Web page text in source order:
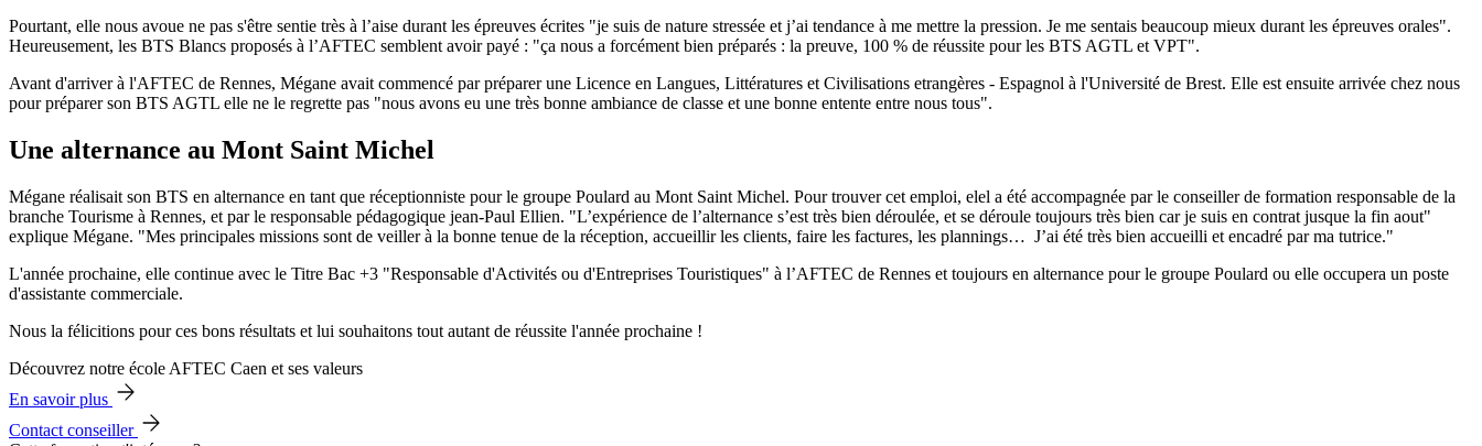
Pourtant, elle nous avoue ne pas s'être sentie très à l’aise durant les épreuves écrites "je suis de nature stressée et j’ai tendance à me mettre la pression. Je me sentais beaucoup mieux durant les épreuves orales".
Heureusement, les BTS Blancs proposés à l’AFTEC semblent avoir payé : "ça nous a forcément bien préparés : la preuve, 100 % de réussite pour les BTS AGTL et VPT".
Avant d'arriver à l'AFTEC de Rennes, Mégane avait commencé par préparer une Licence en Langues, Littératures et Civilisations etrangères - Espagnol à l'Université de Brest. Elle est ensuite arrivée chez nous
pour préparer son BTS AGTL elle ne le regrette pas "nous avons eu une très bonne ambiance de classe et une bonne entente entre nous tous".
Une alternance au Mont Saint Michel
Mégane réalisait son BTS en alternance en tant que réceptionniste pour le groupe Poulard au Mont Saint Michel. Pour trouver cet emploi, elel a été accompagnée par le conseiller de formation responsable de la
branche Tourisme à Rennes, et par le responsable pédagogique jean-Paul Ellien. "L’expérience de l’alternance s’est très bien déroulée, et se déroule toujours très bien car je suis en contrat jusque la fin aout"
explique Mégane. "Mes principales missions sont de veiller à la bonne tenue de la réception, accueillir les clients, faire les factures, les plannings… J’ai été très bien accueilli et encadré par ma tutrice."
L'année prochaine, elle continue avec le Titre Bac +3 "Responsable d'Activités ou d'Entreprises Touristiques" à l’AFTEC de Rennes et toujours en alternance pour le groupe Poulard ou elle occupera un poste
d'assistante commerciale.
Nous la félicitions pour ces bons résultats et lui souhaitons tout autant de réussite l'année prochaine !
Découvrez notre école AFTEC Caen et ses valeurs
En savoir plus
Contact conseiller